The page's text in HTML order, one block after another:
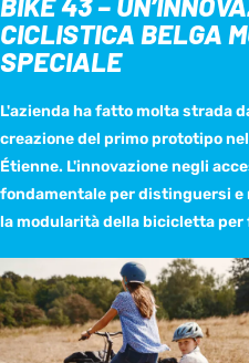
CICLISTICA BELGA
SPECIALE
L'azienda ha fatto molta strada
creazione del primo prototipo
Étienne. L'innovazione negli
fondamentale per distinguersi e
la modularità della bicicletta per